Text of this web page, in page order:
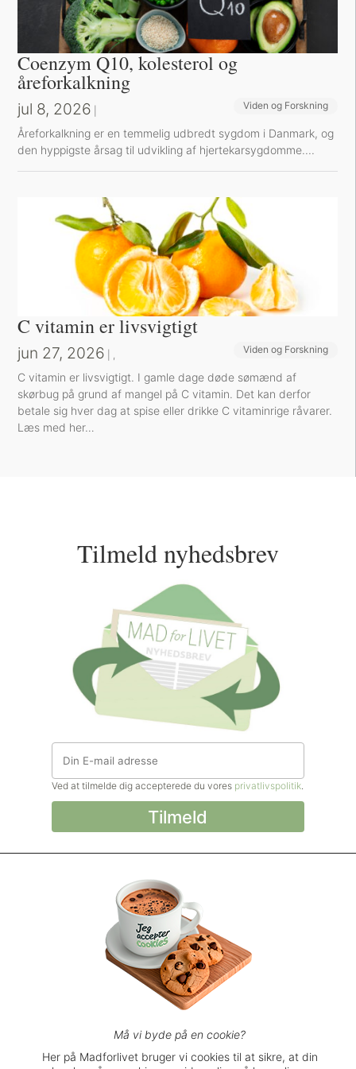
Coenzym Q10, kolesterol og
åreforkalkning
jul 8, 2026 Viden og Forskning
Å​reforkalkning er en temmelig udbredt sygdom i Danmark, og
den hyppigste årsag til udvikling af hjertekarsygdomme....
C vitamin er livsvigtigt
jun 27, 2026 Sund inspiration
, Viden og Forskning
C vitamin er livsvigtigt. I gamle dage døde sømænd af
skørbug på grund af mangel på C vitamin. Det kan derfor
betale sig hver dag at spise eller drikke C vitaminrige råvarer.
Læs med her…
Tilmeld nyhedsbrev
Ved at tilmelde dig accepterede du vores privatlivspolitik.
© Madforlivet.com, 2000–2025. Alle
rettigheder forbeholdt.
øvrigt materiale må kun gengives med
tilladelse fra Sophia Helse ApS.
Spørgsmål eller kommentarer?
support@madforlivet.com
Må vi byde på en cookie?
Her på Madforlivet bruger vi cookies til at sikre, at din